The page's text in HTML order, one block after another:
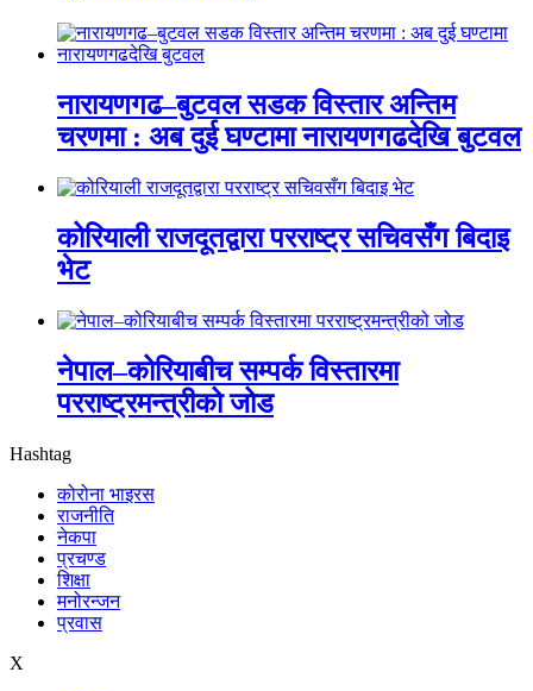
नारायणगढ–बुटवल सडक विस्तार अन्तिम
चरणमा : अब दुई घण्टामा नारायणगढदेखि बुटवल
कोरियाली राजदूतद्वारा परराष्ट्र सचिवसँग बिदाइ
भेट
नेपाल–कोरियाबीच सम्पर्क विस्तारमा
परराष्ट्रमन्त्रीको जोड
Hashtag
कोरोना भाइरस
राजनीति
नेकपा
प्रचण्ड
शिक्षा
मनोरन्जन
प्रवास
X